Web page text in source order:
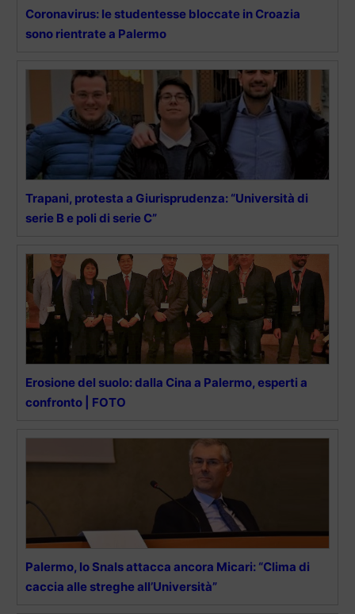
Coronavirus: le studentesse bloccate in Croazia
sono rientrate a Palermo
Trapani, protesta a Giurisprudenza: “Università di
serie B e poli di serie C”
Erosione del suolo: dalla Cina a Palermo, esperti a
confronto | FOTO
Palermo, lo Snals attacca ancora Micari: “Clima di
caccia alle streghe all’Università”